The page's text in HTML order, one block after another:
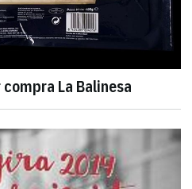
La Balinesa